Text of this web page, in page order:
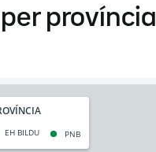
província